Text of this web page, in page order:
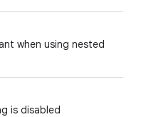
when using nested
is disabled